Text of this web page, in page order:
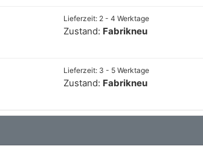
Lieferzeit: 2 - 4 Werktage
Zustand: Fabrikneu
Lieferzeit: 3 - 5 Werktage
Zustand: Fabrikneu